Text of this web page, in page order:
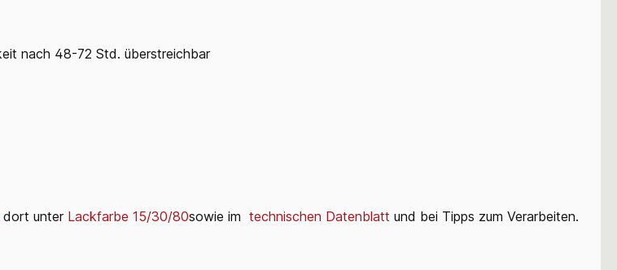
nach 48-72 Std. überstreichbar
dort unter Lackfarbe 15/30/80sowie im technischen Datenblatt und bei Tipps zum Verarbeiten.